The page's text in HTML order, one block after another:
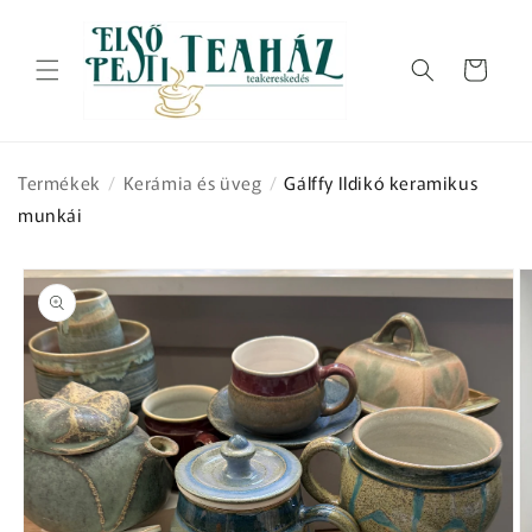
tartalomhoz
Kosár
Termékek / Kerámia és üveg / Gálffy Ildikó keramikus
munkái
Kihagyás, és
ugrás a
termékadatokra